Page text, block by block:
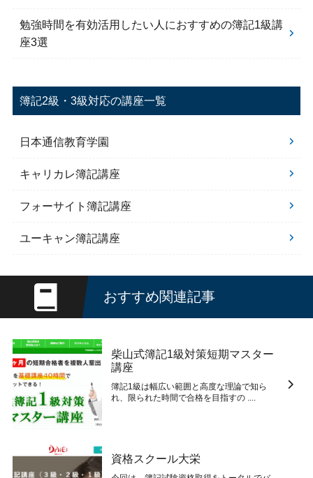
勉強時間を有効活用したい人におすすめの簿記1級講
座3選
簿記2級・3級対応の講座一覧
日本通信教育学園
キャリカレ簿記講座
フォーサイト簿記講座
ユーキャン簿記講座
おすすめ関連記事
柴山式簿記1級対策短期マスター
講座
簿記1級は幅広い範囲と高度な理論で知ら
れ、限られた時間で合格を目指すの ....
資格スクール大栄